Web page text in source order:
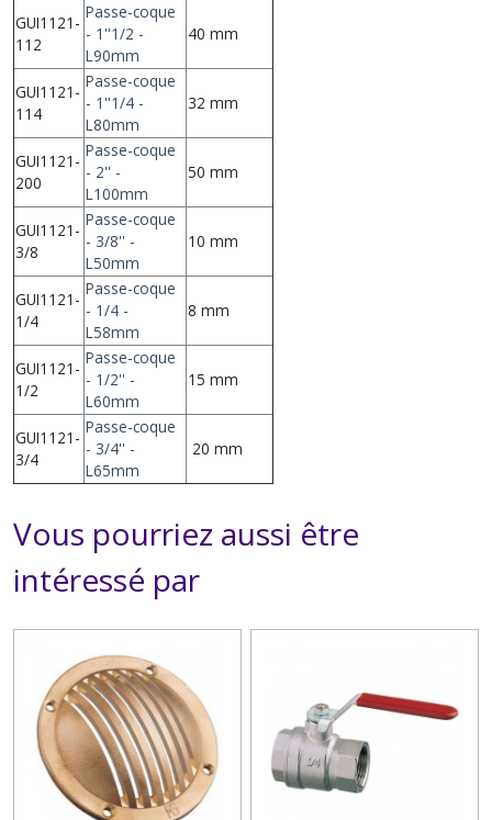
GUI1121-
112
Passe-coque
- 1''1/2 -
L90mm
40 mm
GUI1121-
114
Passe-coque
- 1''1/4 -
L80mm
32 mm
GUI1121-
200
Passe-coque
- 2'' -
L100mm
50 mm
GUI1121-
3/8
Passe-coque
- 3/8'' -
L50mm
10 mm
GUI1121-
1/4
Passe-coque
- 1/4 -
L58mm
8 mm
GUI1121-
1/2
Passe-coque
- 1/2'' -
L60mm
15 mm
GUI1121-
3/4
Passe-coque
- 3/4'' -
L65mm
20 mm
Vous pourriez aussi être
intéressé par